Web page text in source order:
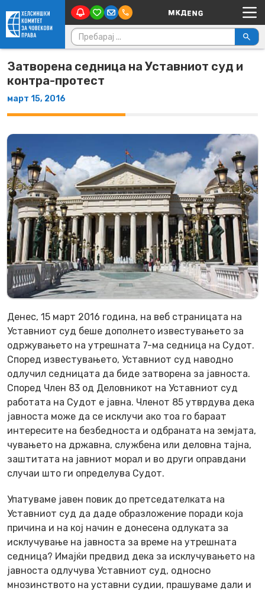
Skip to content Main Navigation
Пребарувај за:
Затворена седница на Уставниот суд и
контра-протест
март 15, 2016
Денес, 15 март 2016 година, на веб страницата на
Уставниот суд беше дополнето известувањето за
одржувањето на утрешната 7-ма седница на Судот.
Според известувањето, Уставниот суд наводно
одлучил седницата да биде затворена за јавноста.
Според Член 83 од Деловникот на Уставниот суд
работата на Судот е јавна. Членот 85 утврдува дека
јавноста може да се исклучи ако тоа го бараат
интересите на безбедноста и одбраната на земјата,
чувањето на државна, службена или деловна тајна,
заштитата на јавниот морал и во други оправдани
случаи што ги определува Судот.
Упатуваме јавен повик до претседателката на
Уставниот суд да даде образложение поради која
причина и на кој начин е донесена одлуката за
исклучување на јавноста за време на утрешната
седница? Имајќи предвид дека за исклучувањето на
јавноста одлучува Уставниот суд, односно
мнозинството на уставни судии, прашуваме дали и